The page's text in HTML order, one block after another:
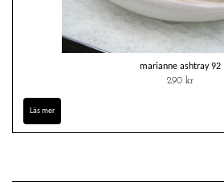
marianne ashtray 92
290 kr
Läs mer